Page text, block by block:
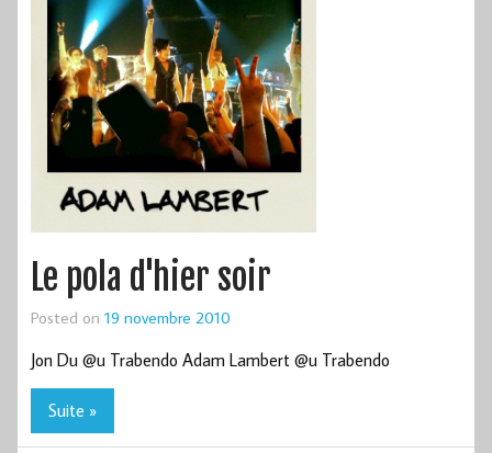
Le pola d'hier soir
Posted on 19 novembre 2010
Jon Du @u Trabendo Adam Lambert @u Trabendo
Suite »